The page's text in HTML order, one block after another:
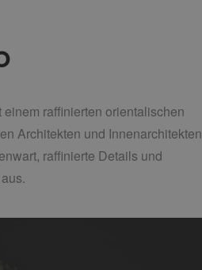
raffinierten orientalischen
Architekten und Innenarchitekten
raffinierte Details und